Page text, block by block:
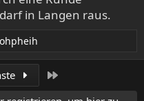
in Langen raus.